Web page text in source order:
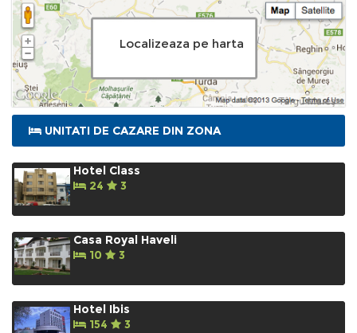
Dobrogea
Localizeaza pe harta
UNITATI DE CAZARE DIN ZONA
Hotel Class
24
3
Casa Royal Haveli
10
3
Hotel Ibis
154
3